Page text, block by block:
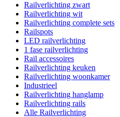
Railverlichting zwart
Railverlichting wit
Railverlichting complete sets
Railspots
LED railverlichting
1 fase railverlichting
Rail accessoires
Railverlichting keuken
Railverlichting woonkamer
Industrieel
Railverlichting hanglamp
Railverlichting rails
Alle Railverlichting